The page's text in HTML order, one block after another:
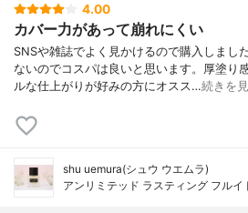
4.00
カバー力があって崩れにくい
SNSや雑誌でよく見かけるので購入しまし
ないのでコスパは良いと思います。厚塗り
ルな仕上がりが好みの方にオスス…続きを
shu uemura(シュウ ウエムラ)
アンリミテッド ラスティング フルイ